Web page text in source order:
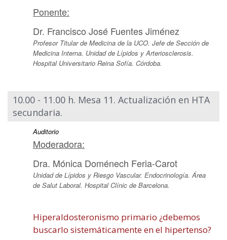
Ponente:
Dr. Francisco José Fuentes Jiménez
Profesor Titular de Medicina de la UCO. Jefe de Sección de
Medicina Interna. Unidad de Lípidos y Arteriosclerosis.
Hospital Universitario Reina Sofía. Córdoba.
10.00 - 11.00 h. Mesa 11. Actualización en HTA
secundaria.
Auditorio
Moderadora:
Dra. Mónica Doménech Feria-Carot
Unidad de Lípidos y Riesgo Vascular. Endocrinología. Área
de Salut Laboral. Hospital Clínic de Barcelona.
Hiperaldosteronismo primario ¿debemos
buscarlo sistemáticamente en el hipertenso?